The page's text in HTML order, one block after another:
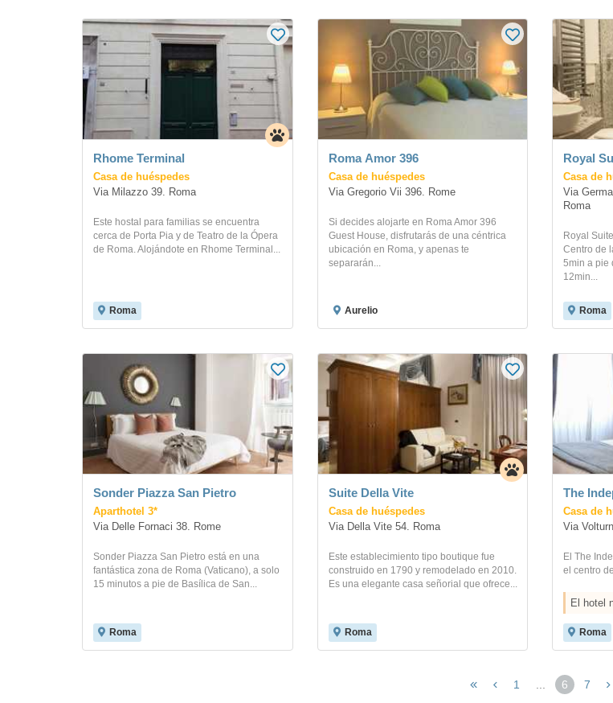
Rhome Terminal
Casa de huéspedes
Via Milazzo 39. Roma
Este hostal para familias se encuentra
cerca de Porta Pia y de Teatro de la Ópera
de Roma. Alojándote en Rhome Terminal...
Roma
Roma Amor 396
Casa de huéspedes
Via Gregorio Vii 396. Rome
Si decides alojarte en Roma Amor 396
Guest House, disfrutarás de una céntrica
ubicación en Roma, y apenas te
separarán...
Aurelio
Royal
Casa de
Via
Roma
Royal
Centro de
5min a pie
12min...
Roma
Sonder Piazza San Pietro
Aparthotel 3*
Via Delle Fornaci 38. Rome
Sonder Piazza San Pietro está en una
fantástica zona de Roma (Vaticano), a solo
15 minutos a pie de Basílica de San...
Roma
Suite Della Vite
Casa de huéspedes
Via Della Vite 54. Roma
Este establecimiento tipo boutique fue
construido en 1790 y remodelado en 2010.
Es una elegante casa señorial que ofrece...
Roma
The
Casa de
Via
El The
el centro
El hotel
Roma
1 6
(página
7